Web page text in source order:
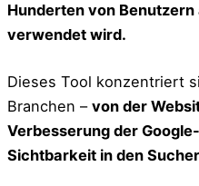
Hunderten von
verwendet wird.
Dieses Tool konzentriert
Branchen – von der
Verbesserung der
Sichtbarkeit in den